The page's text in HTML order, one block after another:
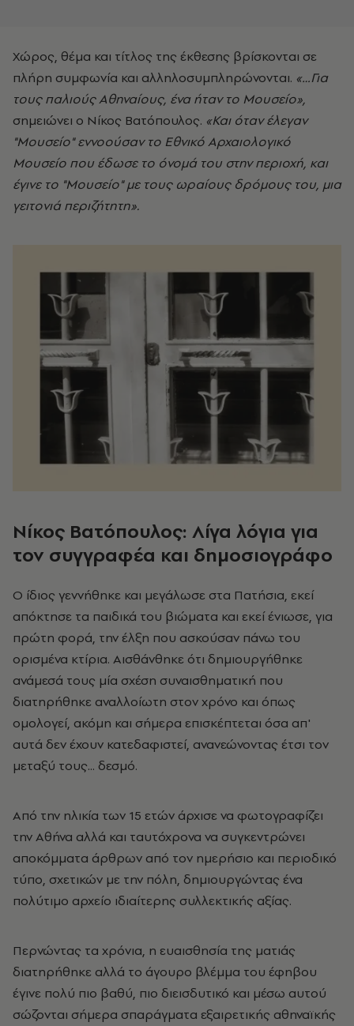
Χώρος, θέμα και τίτλος της έκθεσης βρίσκονται σε
πλήρη συμφωνία και αλληλοσυμπληρώνονται. «…Για
τους παλιούς Αθηναίους, ένα ήταν το Μουσείο»,
σημειώνει ο Νίκος Βατόπουλος. «Και όταν έλεγαν
"Μουσείο" εννοούσαν το Εθνικό Αρχαιολογικό
Μουσείο που έδωσε το όνομά του στην περιοχή, και
έγινε το "Μουσείο" με τους ωραίους δρόμους του, μια
γειτονιά περιζήτητη».
Νίκος Βατόπουλος: Λίγα λόγια για
τον συγγραφέα και δημοσιογράφο
Ο ίδιος γεννήθηκε και μεγάλωσε στα Πατήσια, εκεί
απόκτησε τα παιδικά του βιώματα και εκεί ένιωσε, για
πρώτη φορά, την έλξη που ασκούσαν πάνω του
ορισμένα κτίρια. Αισθάνθηκε ότι δημιουργήθηκε
ανάμεσά τους μία σχέση συναισθηματική που
διατηρήθηκε αναλλοίωτη στον χρόνο και όπως
ομολογεί, ακόμη και σήμερα επισκέπτεται όσα απ'
αυτά δεν έχουν κατεδαφιστεί, ανανεώνοντας έτσι τον
μεταξύ τους... δεσμό.
Από την ηλικία των 15 ετών άρχισε να φωτογραφίζει
την Αθήνα αλλά και ταυτόχρονα να συγκεντρώνει
αποκόμματα άρθρων από τον ημερήσιο και περιοδικό
τύπο, σχετικών με την πόλη, δημιουργώντας ένα
πολύτιμο αρχείο ιδιαίτερης συλλεκτικής αξίας.
Περνώντας τα χρόνια, η ευαισθησία της ματιάς
διατηρήθηκε αλλά το άγουρο βλέμμα του έφηβου
έγινε πολύ πιο βαθύ, πιο διεισδυτικό και μέσω αυτού
σώζονται σήμερα σπαράγματα εξαιρετικής αθηναϊκής